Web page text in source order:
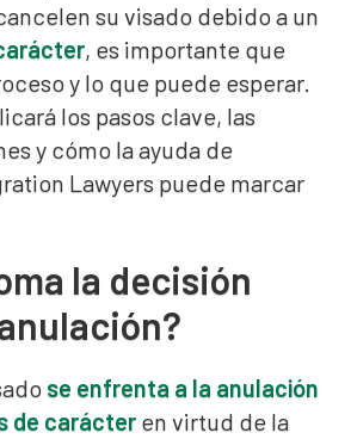
su visado debido a un
, es importante que
y lo que puede esperar.
los pasos clave, las
y cómo la ayuda de
Lawyers puede marcar
la decisión
se enfrenta a la anulación
de carácter en virtud de la